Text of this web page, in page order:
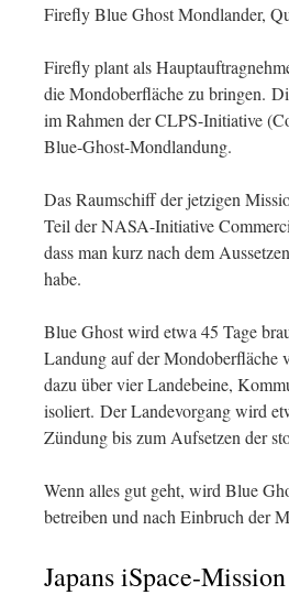
Firefly Blue Ghost Mondlander,
Firefly plant als
die Mondoberfläche zu bringen.
im Rahmen der CLPS-Initiative
Blue-Ghost-Mondlandung.
Das Raumschiff der jetzigen
Teil der NASA-Initiative
dass man kurz nach dem
habe.
Blue Ghost wird etwa 45 Tage
Landung auf der Mondoberfläche
dazu über vier Landebeine,
isoliert. Der Landevorgang wird
Zündung bis zum Aufsetzen der
Wenn alles gut geht, wird Blue
betreiben und nach Einbruch der
Japans iSpace-Mission